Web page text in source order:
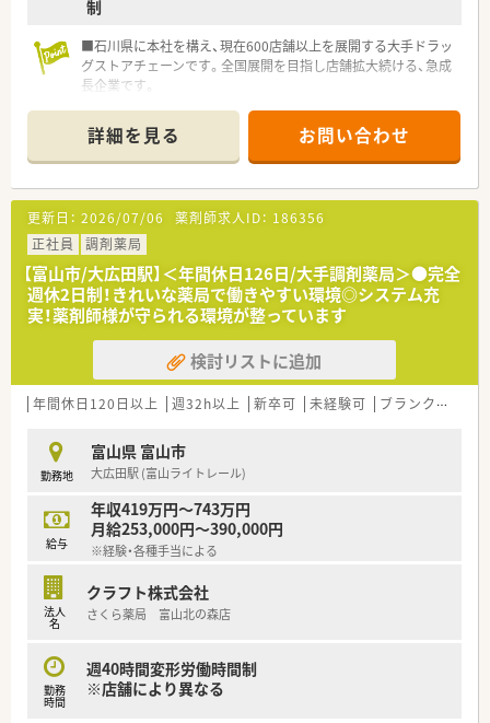
制
■石川県に本社を構え、現在600店舗以上を展開する大手ドラッ
グストアチェーンです。全国展開を目指し店舗拡大続ける、急成
長企業です。
薬剤師業務に集中できる環境が整っています。
■あいの風とやま鉄道「東富山駅」より車で5分！
■キャリアアップを目指される薬剤師様に関しては非常にチャ
ンスの多い会社様となります。また店舗だけでなく、本社にてＤ
Ｉ業務・人事に関わる業務・薬事研究・教育情報部など、様々なキ
ャリアパスも用意されております。
■研修・教育制度が整っています。OTC未経験の方にはしっかり
とした研修がございますので、安心してスタートしていただけま
す。その他、薬剤師研修会や自己啓発支援制度など、教育制度も
充実しております。
詳細を見る お問い合わせ
更新日： 2026/07/06 薬剤師求人ID： 186356
正社員
調剤薬局
【富山市/大広田駅】＜年間休日126日/大手調剤薬局＞●完全
週休2日制！きれいな薬局で働きやすい環境◎システム充
実！薬剤師様が守られる環境が整っています
検討リストに追加
年間休日120日以上 週32h以上 新卒可 未経験可 ブランク可
勤務地
富山県 富山市
大広田駅 (富山ライトレール)
給与
年収419万円～743万円
月給253,000円～390,000円
※経験・各種手当による
法人
名
クラフト株式会社
さくら薬局 富山北の森店
勤務
時間
週40時間変形労働時間制
※店舗により異なる